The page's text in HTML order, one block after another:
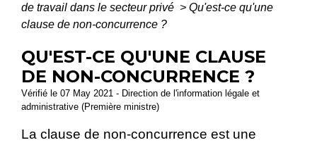
de travail dans le secteur privé > Qu'est-ce qu'une
clause de non-concurrence ?
QU'EST-CE QU'UNE CLAUSE
DE NON-CONCURRENCE ?
Vérifié le 07 May 2021 - Direction de l'information légale et
administrative (Première ministre)
La clause de non-concurrence est une